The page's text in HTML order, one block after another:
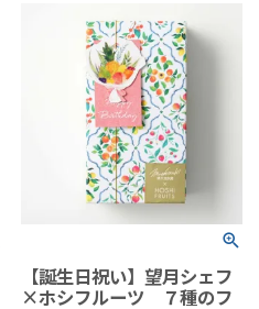
【誕生日祝い】望月シェフ
×ホシフルーツ ７種のフ